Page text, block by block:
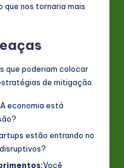
que nos tornaria mais
que poderiam colocar
de mitigação.
A economia está
estão entrando no
Você